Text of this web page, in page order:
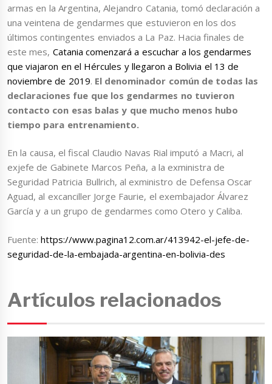
armas en la Argentina, Alejandro Catania, tomó declaración a
una veintena de gendarmes que estuvieron en los dos
últimos contingentes enviados a La Paz. Hacia finales de
este mes, Catania comenzará a escuchar a los gendarmes
que viajaron en el Hércules y llegaron a Bolivia el 13 de
noviembre de 2019. El denominador común de todas las
declaraciones fue que los gendarmes no tuvieron
contacto con esas balas y que mucho menos hubo
tiempo para entrenamiento.
En la causa, el fiscal Claudio Navas Rial imputó a Macri, al
exjefe de Gabinete Marcos Peña, a la exministra de
Seguridad Patricia Bullrich, al exministro de Defensa Oscar
Aguad, al excanciller Jorge Faurie, el exembajador Álvarez
García y a un grupo de gendarmes como Otero y Caliba.
Fuente:https://www.pagina12.com.ar/413942-el-jefe-de-
seguridad-de-la-embajada-argentina-en-bolivia-des
Artículos relacionados